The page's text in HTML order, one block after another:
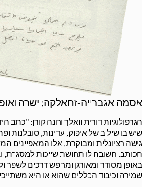
אסמה אגברייה-זחאלקה: ישרה
הגרפולוגיות דורית וואלך וחנה קורן: "כתב
שיש בו שילוב של איפוק, עדינות, סובלנות
גישה רציונלית ומבוקרת. אלו המאפיינים
הכותב. חשובה לו תחושת שייכות למסגרת,
באופן מסודר ומאורגן ומחפש דרכים לשפר
שמירה וכיבוד הכללים שהוא או היא